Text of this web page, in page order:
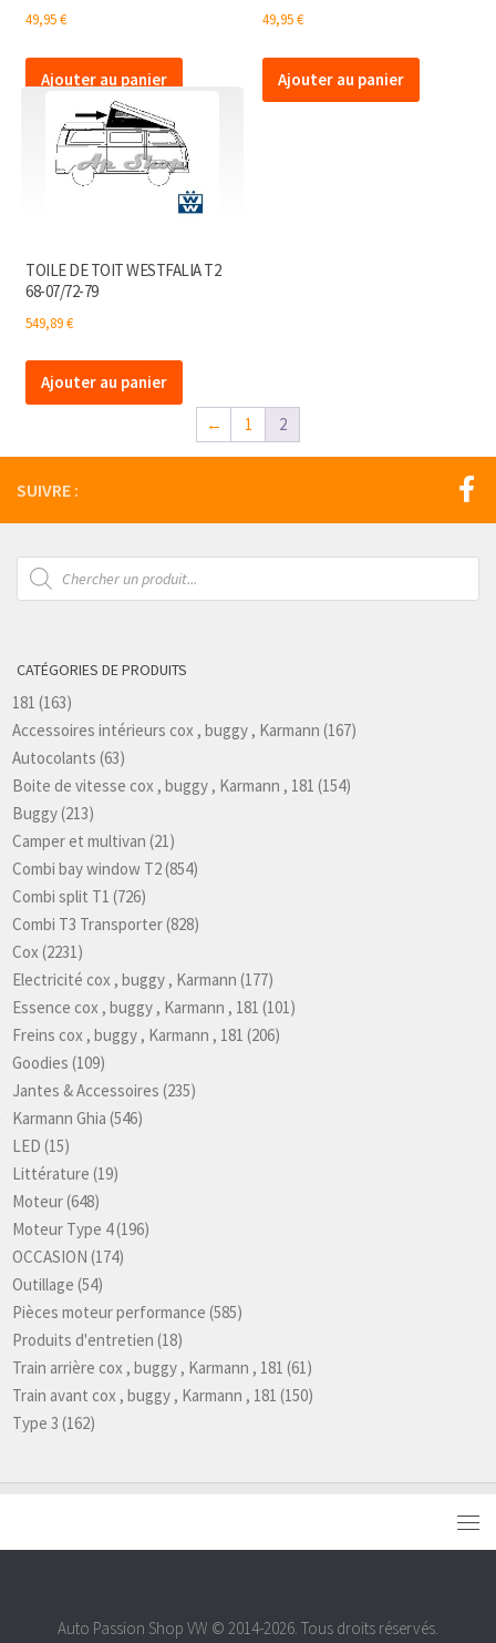
49,95€
Ajouter au panier
49,95€
Ajouter au panier
TOILE DE TOIT WESTFALIA T2
68-07/72-79
549,89€
Ajouter au panier
← 1 2
SUIVRE :
Recherche
de
produits
CATÉGORIES DE PRODUITS
181 (163)
Accessoires intérieurs cox , buggy , Karmann (167)
Autocolants (63)
Boite de vitesse cox , buggy , Karmann , 181 (154)
Buggy(213)
Camper et multivan (21)
Combi bay window T2(854)
Combi split T1 (726)
Combi T3 Transporter(828)
Cox (2231)
Electricité cox , buggy , Karmann (177)
Essence cox , buggy , Karmann , 181 (101)
Freins cox , buggy , Karmann , 181 (206)
Goodies (109)
Jantes & Accessoires (235)
Karmann Ghia (546)
LED (15)
Littérature (19)
Moteur(648)
Moteur Type 4(196)
OCCASION (174)
Outillage (54)
Pièces moteur performance (585)
Produits d'entretien (18)
Train arrière cox , buggy , Karmann , 181 (61)
Train avant cox , buggy , Karmann , 181 (150)
Type 3 (162)
Auto Passion Shop VW © 2014-2026. Tous droits réservés.